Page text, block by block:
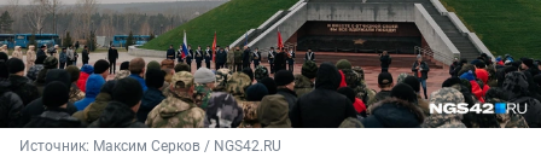
Источник: Максим Серков / NGS42.RU